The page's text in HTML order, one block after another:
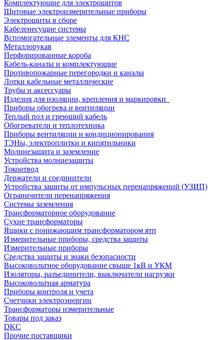
Комплектующие для электрощитов
Щитовые электроизмерительные приборы
Электрощиты в сборе
Кабеленесущие системы
Вспомогательные элементы для КНС
Металлорукав
Перфорированные короба
Кабель-каналы и комплектующие
Противопожарные перегородки и каналы
Лотки кабельные металлические
Трубы и аксессуары
Изделия для изоляции, крепления и маркировки
Приборы обогрева и вентиляции
Теплый пол и греющий кабель
Обогреватели и теплотехника
Приборы вентиляции и кондиционирования
ТЭНы, электроплитки и кипятильники
Молниезащита и заземление
Устройства молниезащиты
Токоотвод
Держатели и соединители
Устройства защиты от импульсных перенапряжений (УЗИП)
Ограничители перенапряжения
Системы заземления
Трансформаторное оборудование
Сухие трансформаторы
Ящики с понижающим трансформатором ятп
Измерительные приборы, средства защиты
Измерительные приборы
Средства защиты и знаки безопасности
Высоковольтное оборудование свыше 1кВ и УКМ
Изоляторы, разъединители, выключатели нагрузки
Высоковольтная арматура
Приборы контроля и учета
Счетчики электроэнергии
Трансформаторы измерительные
Товары под заказ
DKC
Прочие поставщики